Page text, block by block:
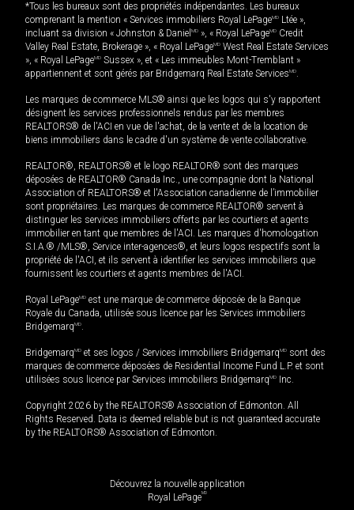
*Tous les bureaux sont des propriétés indépendantes. Les bureaux
comprenant la mention « Services immobiliers Royal LePageMD Ltée »,
incluant sa division « Johnston & Daniel MD », « Royal LePageMD Credit
Valley Real Estate, Brokerage », « Royal LePageMD West Real Estate Services
», « Royal LePageMD Sussex », et « Les immeubles Mont-Tremblant »
appartiennent et sont gérés par Bridgemarq Real Estate ServicesMD.
Les marques de commerce MLS® ainsi que les logos qui s'y rapportent
désignent les services professionnels rendus par les membres
REALTORS® de l'ACI en vue de l'achat, de la vente et de la location de
biens immobiliers dans le cadre d'un système de vente collaborative.
REALTOR®, REALTORS® et le logo REALTOR® sont des marques
déposées de REALTOR® Canada Inc., une compagnie dont la National
Association of REALTORS® et l'Association canadienne de l’immobilier
sont propriétaires. Les marques de commerce REALTOR® servent à
distinguer les services immobiliers offerts par les courtiers et agents
immobilier en tant que membres de l'ACI. Les marques d'homologation
S.I.A.® /MLS®, Service inter-agences®, et leurs logos respectifs sont la
propriété de l'ACI, et ils servent à identifier les services immobiliers que
fournissent les courtiers et agents membres de l'ACI.
Royal LePageMD est une marque de commerce déposée de la Banque
Royale du Canada, utilisée sous licence par les Services immobiliers
BridgemarqMD.
BridgemarqMD et ses logos / Services immobiliers BridgemarqMD sont des
marques de commerce déposées de Residential Income Fund L.P. et sont
utilisées sous licence par Services immobiliers BridgemarqMD Inc.
Copyright 2026 by the REALTORS® Association of Edmonton. All
Rights Reserved. Data is deemed reliable but is not guaranteed accurate
by the REALTORS® Association of Edmonton.
Découvrez la nouvelle application
Royal LePageMD